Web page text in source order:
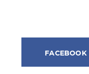
FACEBOOK